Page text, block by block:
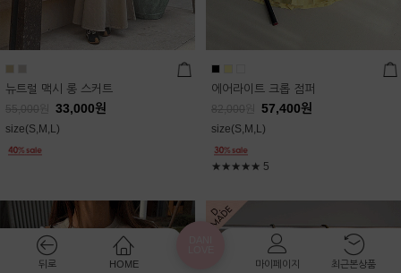
뉴트럴 맥시 롱 스커트
55,000 33,000원
size(S,M,L)
에어라이트 크롭 점퍼
82,000 57,400원
size(S,M,L)
★★★★★ 5
뒤로 HOME
마이페이지
최근본상품